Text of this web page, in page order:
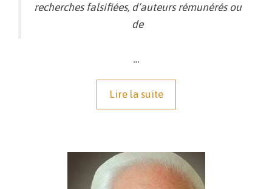
recherches falsifiées, d’auteurs rémunérés ou
de
…
Lire la suite